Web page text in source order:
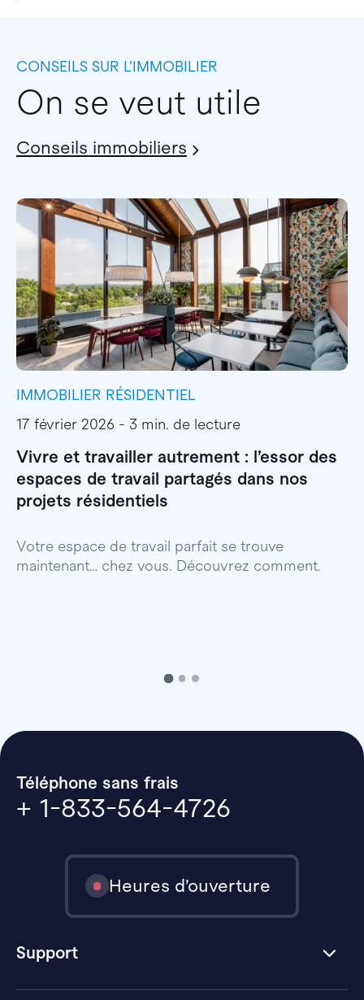
CONSEILS SUR L’IMMOBILIER
On se veut utile
Conseils immobiliers
IMMOBILIER RÉSIDENTIEL
17 février 2026 - 3 min. de lecture
Vivre et travailler autrement : l’essor des
espaces de travail partagés dans nos
projets résidentiels
Votre espace de travail parfait se trouve
maintenant… chez vous. Découvrez comment.
Téléphone sans frais
+ 1-833-564-4726
Heures d’ouverture
Support